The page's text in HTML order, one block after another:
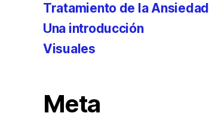
Tratamiento de la Ansiedad
Una introducción
Visuales
Meta